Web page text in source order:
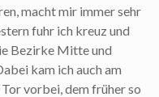
macht mir immer sehr
fuhr ich kreuz und
Bezirke Mitte und
kam ich auch am
Tor vorbei, dem früher so